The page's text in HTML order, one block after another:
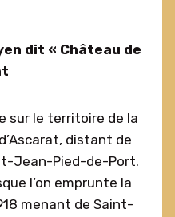
dit « Château de
sur le territoire de la
distant de
Jean-Pied-de-Port.
l’on emprunte la
menant de Saint-